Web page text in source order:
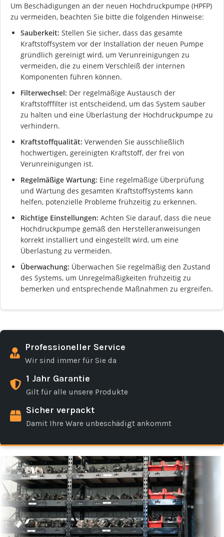
Um Beschädigungen an der neuen Hochdruckpumpe (HPFP)
zu vermeiden, beachten Sie bitte die folgenden Hinweise:
Sauberkeit: Stellen Sie sicher, dass das gesamte
Kraftstoffsystem vor der Installation der neuen Pumpe
gründlich gereinigt wird, um Verunreinigungen zu
vermeiden, die zu einem Verschleiß der internen
Komponenten führen können.
Filterwechsel: Der regelmäßige Austausch der
Kraftstofffilter ist entscheidend, um das System sauber
zu halten und eine Überlastung der Hochdruckpumpe zu
verhindern.
Kraftstoffqualität: Verwenden Sie ausschließlich
hochwertigen, gereinigten Kraftstoff, der frei von
Verunreinigungen ist.
Regelmäßige Wartung: Eine regelmäßige Überprüfung
und Wartung des gesamten Kraftstoffsystems kann
helfen, potenzielle Probleme frühzeitig zu erkennen.
Richtige Einstellungen: Achten Sie darauf, dass die neue
Hochdruckpumpe gemäß den Herstelleranweisungen
korrekt installiert und eingestellt wird, um eine
Überlastung zu vermeiden.
Überwachung: Überwachen Sie regelmäßig den Zustand
des Systems, um Unregelmäßigkeiten frühzeitig zu
bemerken und entsprechende Maßnahmen zu ergreifen.
Professioneller Service
Wir sind immer für Sie da
1 Jahr Garantie
Gilt für alle unsere Produkte
Sicher verpackt
Damit Ihre Ware unbeschädigt ankommt